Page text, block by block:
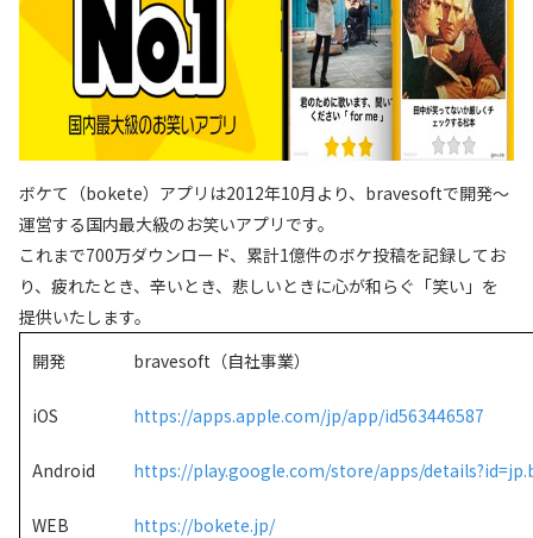
ボケて（bokete）アプリは2012年10月より、bravesoftで開発〜
運営する国内最大級のお笑いアプリです。
これまで700万ダウンロード、累計1億件のボケ投稿を記録してお
り、疲れたとき、辛いとき、悲しいときに心が和らぐ「笑い」を
提供いたします。
開発
bravesoft（自社事業）
iOS https://apps.apple.com/jp/app/id563446587
Android https://play.google.com/store/apps/
WEB https://bokete.jp/